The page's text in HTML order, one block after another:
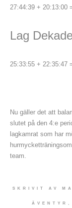
27:44:39 + 20:13:00
Lag
25:33:55 + 22:35:47
Nu gäller det att
slutet på den 4:e
lagkamrat som har
team.
SKRIVIT AV
ÄVENTYR